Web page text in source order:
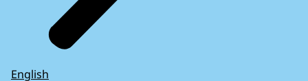
English